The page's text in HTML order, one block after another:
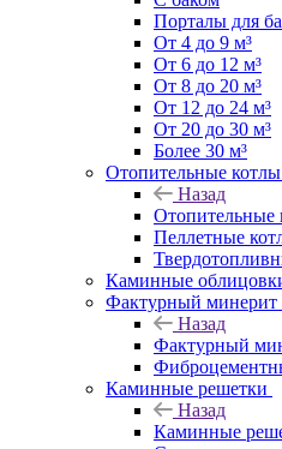
Порталы для
От 4 до 9 м³
От 6 до 12 м³
От 8 до 20 м³
От 12 до 24 м³
От 20 до 30 м³
Более 30 м³
Отопительные котлы
Назад
Отопительные
Пеллетные
Каминные
Фактурный минерит
Назад
Фактурный
Каминные решетки
Назад
Каминные